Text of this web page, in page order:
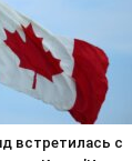
встретилась с